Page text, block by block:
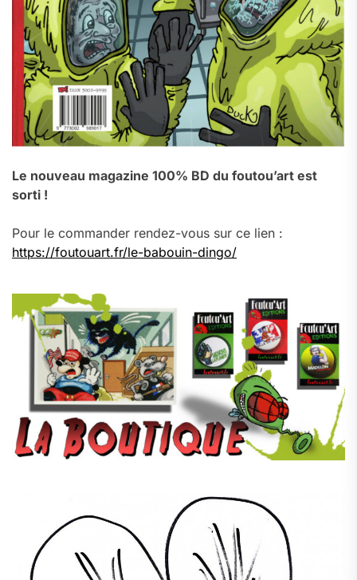
Le nouveau magazine 100% BD du foutou’art est
sorti !
Pour le commander rendez-vous sur ce lien :
https://foutouart.fr/le-babouin-dingo/